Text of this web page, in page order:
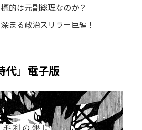
的は元副総理なのか？
まる政治スリラー巨編！
代」電子版